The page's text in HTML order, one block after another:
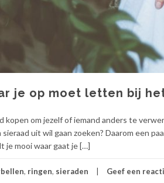
je op moet letten bij
kopen om jezelf of iemand anders te
uit wil gaan zoeken? Daarom een
je mooi waar gaat je […]
, ringen, sieraden Geef een